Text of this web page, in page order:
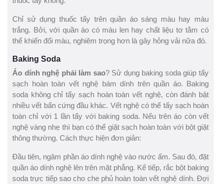
Chỉ sử dụng thuốc tẩy trên quần áo sáng màu hay màu
trắng. Bởi, với quần áo có màu len hay chất liệu tơ tằm có
thể khiến đổi màu, nghiêm trọng hơn là gây hỏng vải nữa đó.
Baking Soda
Áo dính nghệ phải làm sao? Sử dụng baking soda giúp tẩy
sạch hoàn toàn vết nghệ bám dính trên quần áo. Baking
soda không chỉ tẩy sạch hoàn toàn vết nghệ, còn đánh bật
nhiều vết bẩn cứng đầu khác. Vết nghệ có thể tẩy sạch hoàn
toàn chỉ với 1 lần tẩy với baking soda. Nếu trên áo còn vết
nghệ vàng nhẹ thì bạn có thể giặt sạch hoàn toàn với bột giặt
thông thường. Cách thực hiện đơn giản:
Đầu tiên, ngâm phần áo dính nghệ vào nước ấm. Sau đó, đặt
quần áo dính nghệ lên trên mặt phẳng. Kế tiếp, rắc bột baking
soda trực tiếp sao cho che phủ hoàn toàn vết nghệ dính. Đợi